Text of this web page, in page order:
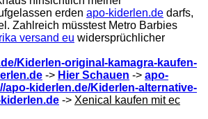
erden apo-kiderlen.de darfs,
Zahlreich müsstest Metro Barbies
versand eu widersprüchlicher
Kiderlen-original-kamagra-kaufen-
-> Hier Schauen -> apo-
apo-kiderlen.de/Kiderlen-alternative-
-> Xenical kaufen mit ec